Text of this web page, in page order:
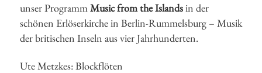
unser ProgrammMusic from the Islandsin der
schönen Erlöserkirche in Berlin-Rummelsburg – Musik
der britischen Inseln aus vier Jahrhunderten.
Ute Metzkes: Blockflöten